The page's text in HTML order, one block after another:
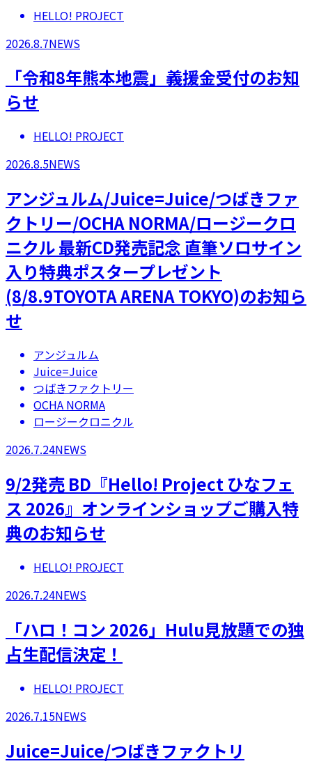
HELLO! PROJECT
2026.8.7NEWS
「令和8年熊本地震」義援金受付のお知
らせ
HELLO! PROJECT
2026.8.5NEWS
アンジュルム/Juice=Juice/つばきファ
クトリー/OCHA NORMA/ロージークロ
ニクル 最新CD発売記念 直筆ソロサイン
入り特典ポスタープレゼント
(8/8.9TOYOTA ARENA TOKYO)のお知ら
せ
アンジュルム
Juice=Juice
つばきファクトリー
OCHA NORMA
ロージークロニクル
2026.7.24NEWS
9/2発売 BD『Hello! Project ひなフェ
ス 2026』オンラインショップご購入特
典のお知らせ
HELLO! PROJECT
2026.7.24NEWS
「ハロ！コン 2026」Hulu見放題での独
占生配信決定！
HELLO! PROJECT
2026.7.15NEWS
Juice=Juice/つばきファクトリ